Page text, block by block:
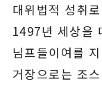
대위법적 성취
1497년 세상을
님프들이여를
거장으로는 조